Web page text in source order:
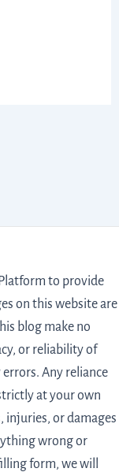
to provide
on this website are
blog make no
or reliability of
Any reliance
at your own
injuries, or damages
wrong or
form, we will